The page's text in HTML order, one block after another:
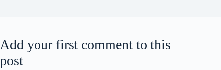
Add your first comment to this
post